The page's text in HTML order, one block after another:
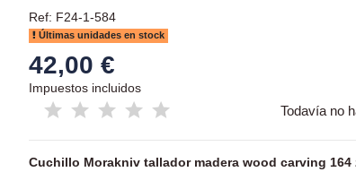
Ref: F24-1-584
Últimas unidades en stock
42,00 €
Impuestos incluidos
Todavía no
Cuchillo Morakniv tallador madera wood carving 164